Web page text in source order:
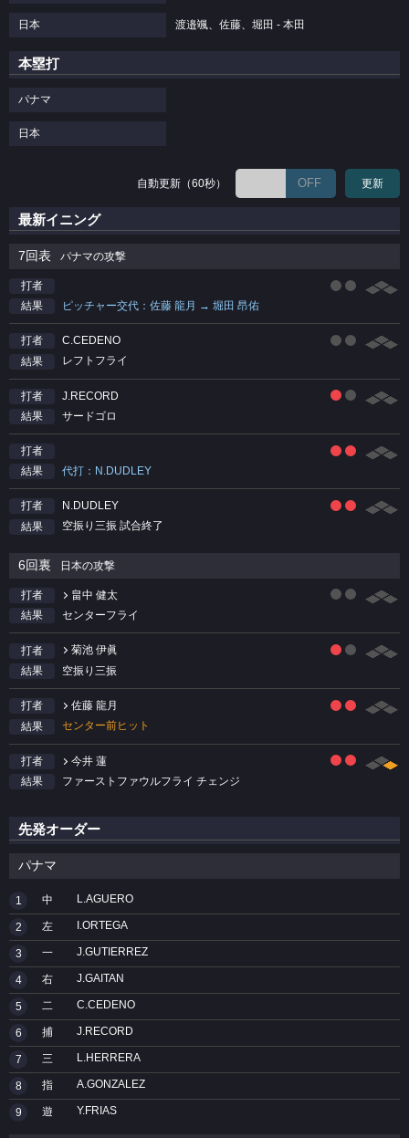
日本 渡邉颯、佐藤、堀田 - 本田
本塁打
パナマ
日本
自動更新（60秒） OFF 更新
最新イニング
7回表 パナマの攻撃
打者
結果
ピッチャー交代：佐藤 龍月 → 堀田 昂佑
打者
C.CEDENO
結果
レフトフライ
打者
J.RECORD
結果
サードゴロ
打者
結果
代打：N.DUDLEY
打者
N.DUDLEY
結果
空振り三振 試合終了
6回裏 日本の攻撃
打者
畠中 健太
結果
センターフライ
打者
菊池 伊眞
結果
空振り三振
打者
佐藤 龍月
結果
センター前ヒット
打者
今井 蓮
結果
ファーストファウルフライ チェンジ
先発オーダー
パナマ
1 中 L.AGUERO
2 左 I.ORTEGA
3 一 J.GUTIERREZ
4 右 J.GAITAN
5 二 C.CEDENO
6 捕 J.RECORD
7 三 L.HERRERA
8 指 A.GONZALEZ
9 遊 Y.FRIAS